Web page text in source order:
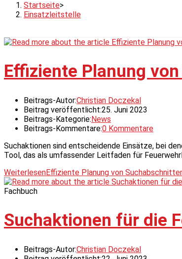
Startseite>
Einsatzleitstelle
Effiziente Planung
Beitrags-Autor:Christian Doczekal
Beitrag veröffentlicht:25. Juni 2023
Beitrags-Kategorie: News
Beitrags-Kommentare:0 Kommentare
Suchaktionen sind entscheidende Einsätze, bei
Tool, das als umfassender Leitfaden für
WeiterlesenEffiziente Planung von
Fachbuch
Suchaktionen für die
Beitrags-Autor:Christian Doczekal